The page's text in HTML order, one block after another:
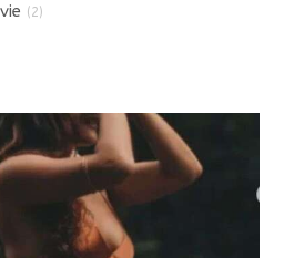
(2)